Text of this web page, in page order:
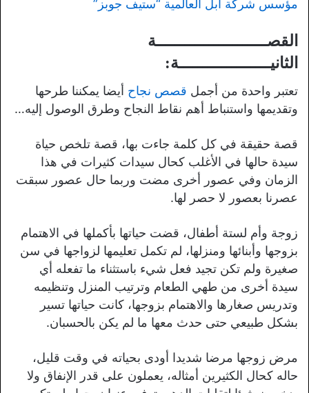
مؤسس شركة آبل العالمية “ستيف جوبز”
القصـــــــــــــــــــــــة
الثانيـــــــــــــــــــة:
تعتبر واحدة من أجمل قصص نجاح أيضا يمكننا طرحها
وتقديمها واستنباط أهم نقاط النجاح وطرق الوصول إليه…
قصة حقيقة في كل كلمة جاءت بها، قصة تلخص حياة
سيدة حالها في الأغلب كحال سيدات كثيرات في هذا
الزمان وفي عصور أخرى مضت وربما حال عصور سبقت
عصرنا بعصور لا حصر لها.
زوجة وأم لستة أطفال، قضت حياتها بأكملها في الاهتمام
بزوجها وأبنائها ومنزلها، لم تكمل تعليمها لزواجها في سن
صغيرة ولم تكن تجيد فعل شيء باستثناء ما تفعله أي
سيدة أخرى من طهي الطعام وترتيب المنزل وتنظيمه
وتدريس صغارها والاهتمام بزوجها، كانت حياتها تسير
بشكل طبيعي حتى حدث معها ما لم يكن بالحسبان.
مرض زوجها مرضا شديدا أودى بحياته في وقت قليل،
حاله كحال الكثيرين أمثاله، يعملون على قدر الإنفاق ولا